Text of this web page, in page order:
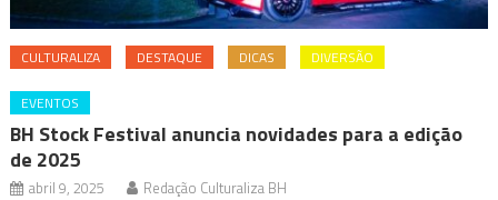
CULTURALIZA DESTAQUE DICAS DIVERSÃO
EVENTOS
BH Stock Festival anuncia novidades para a edição
de 2025
abril 9, 2025 Redação Culturaliza BH